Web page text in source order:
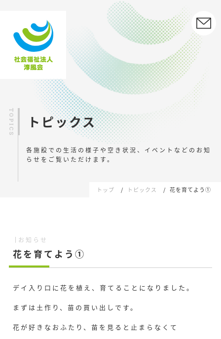
トピックス
各施設での生活の様子や空き状況、イベントなどの お知
らせをご覧いただけます。
トップ トピックス 花を育てよう①
お知らせ
花を育てよう①
デイ入り口に花を植え、育てることになりました。
まずは土作り、苗の買い出しです。
花が好きなおふたり、苗を見ると止まらなくて